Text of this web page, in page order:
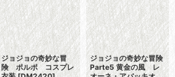
ジョジョの奇妙な冒
険 ポルポ コスプレ
ジョジョの奇妙な冒険
Parte5 黄金の風 レ